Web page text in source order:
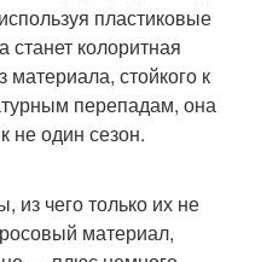
пластиковые
колоритная
стойкого к
перепадам, она
не один сезон.
из чего только их не
материал,